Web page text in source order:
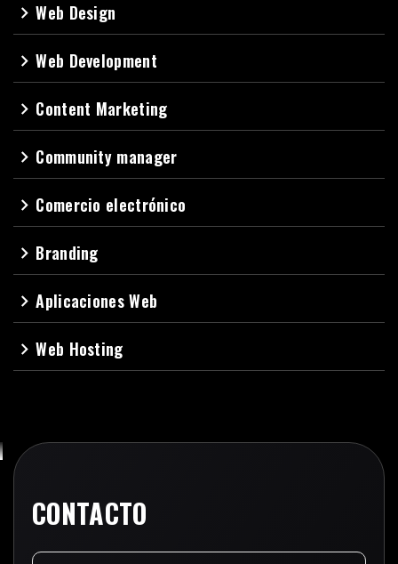
navigate_nextWeb Design
navigate_nextWeb Development
navigate_next Content Marketing
navigate_next Community manager
navigate_next Comercio electrónico
navigate_next Branding
navigate_nextAplicaciones Web
navigate_nextWeb Hosting
CONTACTO